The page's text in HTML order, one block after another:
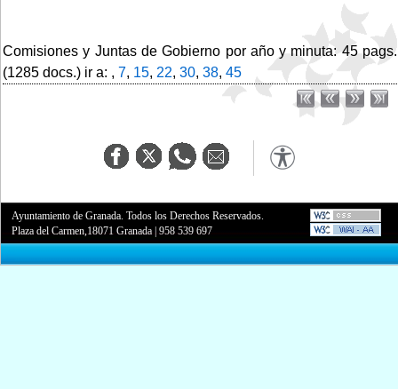
Comisiones y Juntas de Gobierno por año y minuta: 45 pags.
(1285 docs.) ir a: , 7, 15, 22, 30, 38, 45
Ayuntamiento de Granada. Todos los Derechos Reservados.
Plaza del Carmen,18071 Granada |958 539 697